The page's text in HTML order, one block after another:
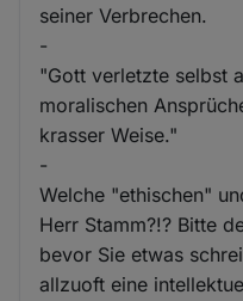
seiner Verbrechen.
-
"Gott verletzte selbst
moralischen
krasser Weise."
-
Welche "ethischen"
Herr Stamm?!? Bitte
bevor Sie etwas
allzuoft eine